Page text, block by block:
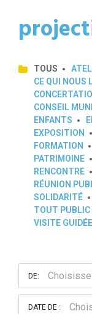
TOUS
CE QUI NOUS
CONSEIL
ENFANTS
EXPOSITION
FORMATION
PATRIMOINE
RENCONTRE
RÉUNION
SOLIDARITÉ
TOUT PUBLIC
VISITE GUIDÉE
DE:
DATE DE :